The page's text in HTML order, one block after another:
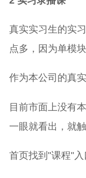
真实实习生的实
点多，因为单模
作为本公司的真
目前市面上没有
一眼就看出，就
首页找到"课程"